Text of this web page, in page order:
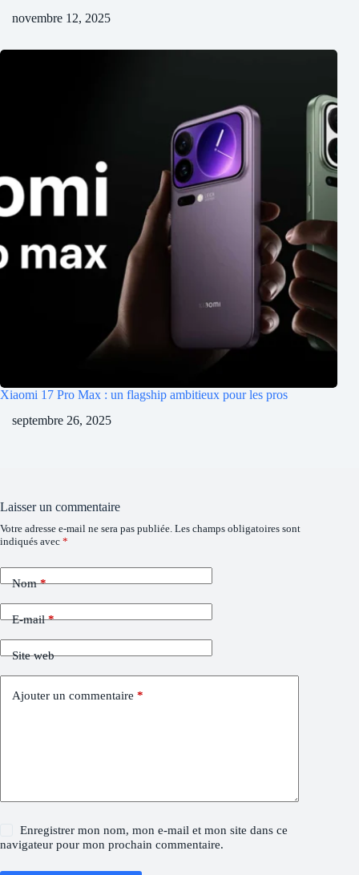
novembre 12, 2025
Xiaomi 17 Pro Max : un flagship ambitieux pour les pros
septembre 26, 2025
Laisser un commentaire
Votre adresse e-mail ne sera pas publiée. Les champs obligatoires sont
indiqués avec *
Nom*
E-mail*
Site web
Ajouter un commentaire *
Enregistrer mon nom, mon e-mail et mon site dans ce
navigateur pour mon prochain commentaire.